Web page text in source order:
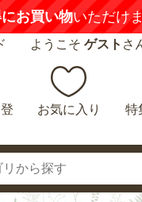
お買い物いただけ
ようこそ ゲスト さ
お気に入り
特